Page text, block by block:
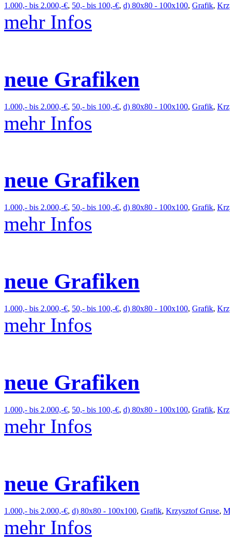
1.000,- bis 2.000,-€, 50,- bis 100,-€, d) 80x80 - 100x100, Grafik,
mehr Infos
neue Grafiken
1.000,- bis 2.000,-€, 50,- bis 100,-€, d) 80x80 - 100x100, Grafik,
mehr Infos
neue Grafiken
1.000,- bis 2.000,-€, 50,- bis 100,-€, d) 80x80 - 100x100, Grafik,
mehr Infos
neue Grafiken
1.000,- bis 2.000,-€, 50,- bis 100,-€, d) 80x80 - 100x100, Grafik,
mehr Infos
neue Grafiken
1.000,- bis 2.000,-€, 50,- bis 100,-€, d) 80x80 - 100x100, Grafik,
mehr Infos
neue Grafiken
1.000,- bis 2.000,-€, d) 80x80 - 100x100, Grafik, Krzysztof Gruse,
mehr Infos